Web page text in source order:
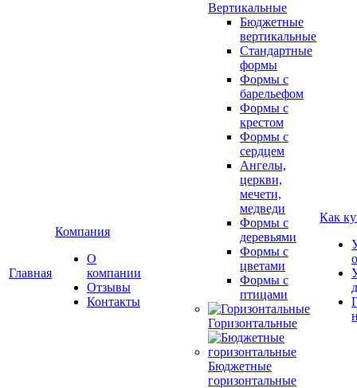
Главная
Компания
О
компании
Отзывы
Контакты
Вертикальные
Бюджетные
вертикальные
Стандартные
формы
Формы с
барельефом
Формы с
крестом
Формы с
сердцем
Ангелы,
церкви,
мечети,
медведи
Формы с
деревьями
Формы с
цветами
Формы с
птицами
Горизонтальные
Бюджетные
горизонтальные
Как